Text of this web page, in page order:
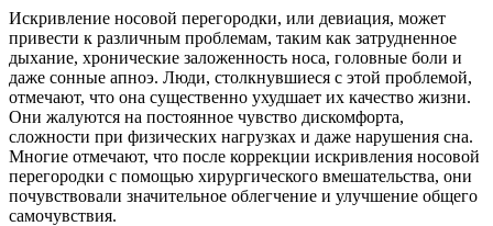
Искривление носовой перегородки, или девиация, может
привести к различным проблемам, таким как затрудненное
дыхание, хронические заложенность носа, головные боли и
даже сонные апноэ. Люди, столкнувшиеся с этой проблемой,
отмечают, что она существенно ухудшает их качество жизни.
Они жалуются на постоянное чувство дискомфорта,
сложности при физических нагрузках и даже нарушения сна.
Многие отмечают, что после коррекции искривления носовой
перегородки с помощью хирургического вмешательства, они
почувствовали значительное облегчение и улучшение общего
самочувствия.